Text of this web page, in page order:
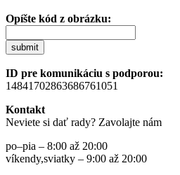
Opíšte kód z obrázku:
submit
ID pre komunikáciu s podporou:
14841702863686761051
Kontakt
Neviete si dať rady? Zavolajte nám
po–pia – 8:00 až 20:00
víkendy,sviatky – 9:00 až 20:00